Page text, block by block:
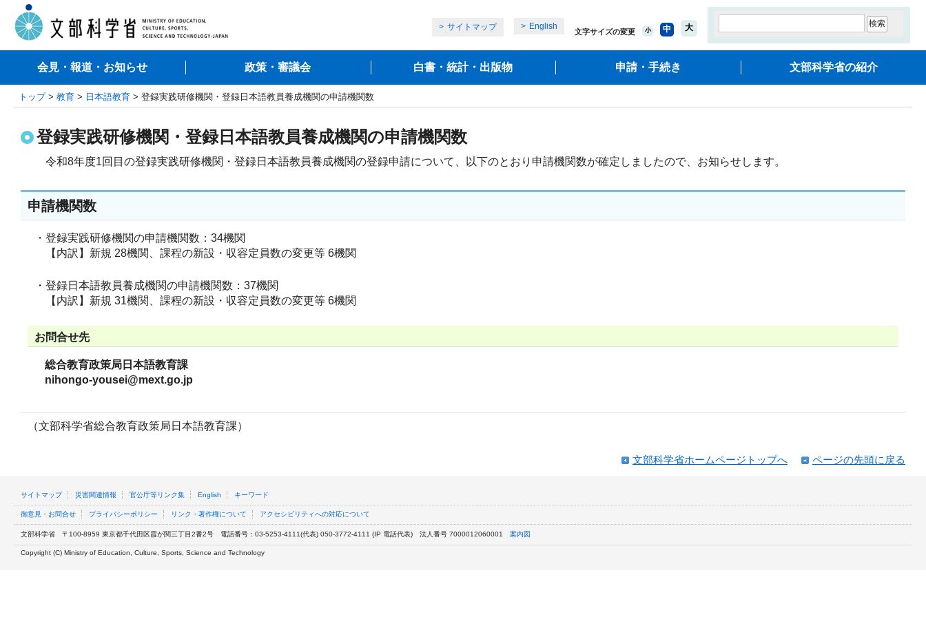
サイトマップ English
文字サイズの変更 小 中 大
会見・報道・お知らせ 政策・審議会 白書・統計・出版物 申請・手続き 文部科学省の紹介
トップ> 教育 > 日本語教育 > 登録実践研修機関・登録日本語教員養成機関の申請機関数
登録実践研修機関・登録日本語教員養成機関の申請機関数
令和8年度1回目の登録実践研修機関・登録日本語教員養成機関の登録申請について、以下のとおり申請機関数が確定しましたので、お知らせします。
申請機関数
・登録実践研修機関の申請機関数：34機関
【内訳】新規 28機関、課程の新設・収容定員数の変更等 6機関
・登録日本語教員養成機関の申請機関数：37機関
【内訳】新規 31機関、課程の新設・収容定員数の変更等 6機関
お問合せ先
総合教育政策局日本語教育課
nihongo-yousei@mext.go.jp
（文部科学省総合教育政策局日本語教育課）
ページの先頭に戻る
文部科学省ホームページトップへ
サイトマップ 災害関連情報 官公庁等リンク集 English キーワード
御意見・お問合せ プライバシーポリシー リンク・著作権について アクセシビリティへの対応について
文部科学省 〒100-8959 東京都千代田区霞が関三丁目2番2号 電話番号：03-5253-4111(代表) 050-3772-4111 (IP 電話代表) 法人番号 7000012060001 案内図
Copyright (C) Ministry of Education, Culture, Sports, Science and Technology